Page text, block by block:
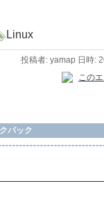
Linux
投稿者: yamap 日時:
バック